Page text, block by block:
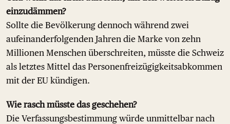
einzudämmen?
Sollte die Bevölkerung dennoch während zwei
aufeinanderfolgenden Jahren die Marke von zehn
Millionen Menschen überschreiten, müsste die Schweiz
als letztes Mittel das Personenfreizügigkeitsabkommen
mit der EU kündigen.
Wie rasch müsste das geschehen?
Die Verfassungsbestimmung würde unmittelbar nach